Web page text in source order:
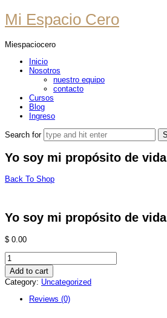
Mi
Espacio
Cero
Mi Espacio Cero
Miespaciocero
Inicio
Nosotros
nuestro equipo
contacto
Cursos
Blog
Ingreso
Search for
Yo soy mi propósito de vida
Back To Shop
Yo soy mi propósito de vida
$ 0.00
Yo
soy
mi
propósito
Add to cart
Category: Uncategorized
Reviews (0)